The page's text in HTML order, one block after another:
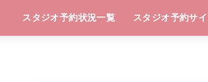
スタジオ予約状況一覧 スタジオ予約サイ